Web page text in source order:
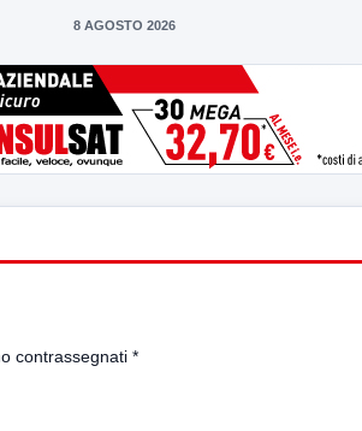
8 AGOSTO 2026
contrassegnati *